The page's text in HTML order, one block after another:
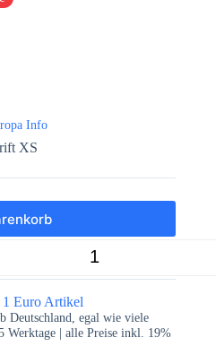
Info
XS
25 St. Textiletiketten Größe XS Menge
1 Euro Artikel
Deutschland, egal wie viele
Werktage | alle Preise inkl. 19%